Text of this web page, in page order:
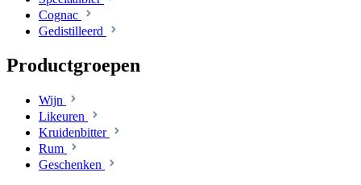
Cognac
Gedistilleerd
Productgroepen
Wijn
Likeuren
Kruidenbitter
Rum
Geschenken